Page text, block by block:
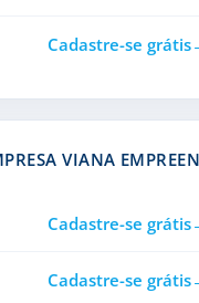
Cadastre-se grátis
VIANA
Cadastre-se grátis
Cadastre-se grátis